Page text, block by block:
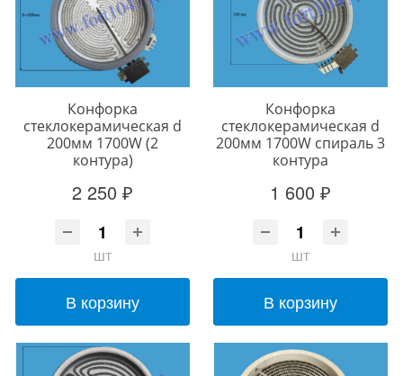
Конфорка
стеклокерамическая d
200мм 1700W (2
контура)
2 250 ₽
шт
В корзину
Конфорка
стеклокерамическая d
200мм 1700W спираль 3
контура
1 600 ₽
шт
В корзину